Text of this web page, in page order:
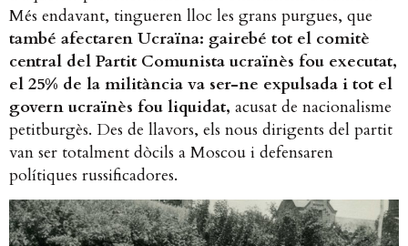
Més endavant, tingueren lloc les grans purgues, que
també afectaren Ucraïna: gairebé tot el comitè
central del Partit Comunista ucraïnès fou executat,
el 25% de la militància va ser-ne expulsada i tot el
govern ucraïnès fou liquidat, acusat de nacionalisme
petitburgès. Des de llavors, els nous dirigents del partit
van ser totalment dòcils a Moscou i defensaren
polítiques russificadores.